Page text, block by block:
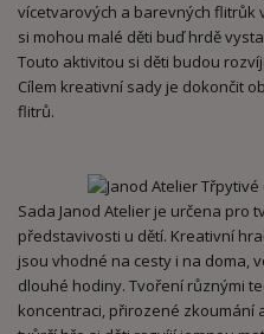
vícetvarových a barevných flitrůk
si mohou malé děti buď hrdě
Touto aktivitou si děti budou
Cílem kreativní sady je dokončit
flitrů.
Sada Janod Atelier je určena pro
představivosti u dětí. Kreativní
jsou vhodné na cesty i na doma,
dlouhé hodiny. Tvoření různými
koncentraci, přirozené zkoumání